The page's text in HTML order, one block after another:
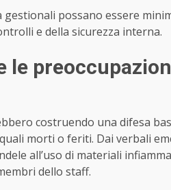
possano essere
e della sicurezza interna.
le
costruendo una difesa
morti o feriti. Dai verbali
all’uso di materiali
dello staff.